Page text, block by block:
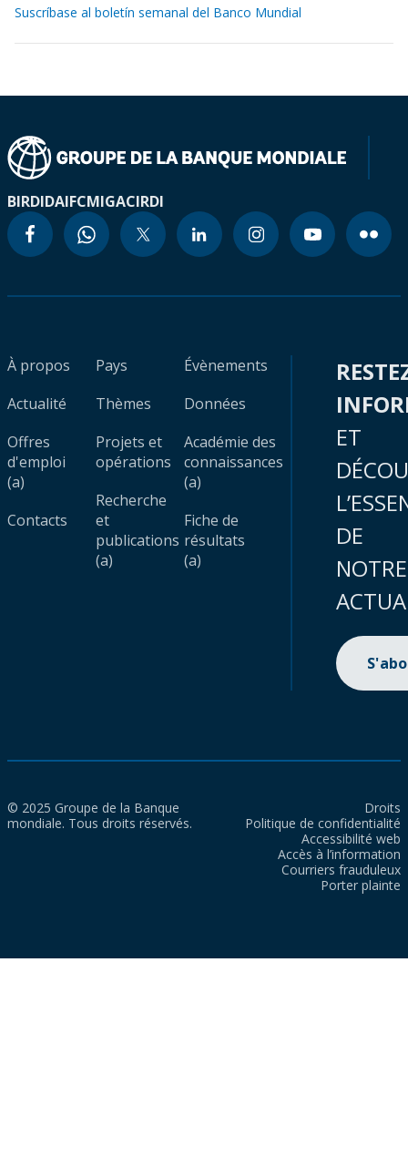
Suscríbase al boletín semanal del Banco Mundial
BIRDIDAIFCMIGACIRDI
À propos
Actualité
Offres
d'emploi
(a)
Contacts
Pays
Thèmes
Projets et
opérations
Recherche
et
publications
(a)
Évènements
Données
Académie des
connaissances
(a)
Fiche de
résultats
(a)
ET
DE
NOTRE
© 2025 Groupe de la Banque
mondiale. Tous droits réservés.
Droits
Politique de confidentialité
Accessibilité web
Accès à l’information
Courriers frauduleux
Porter plainte